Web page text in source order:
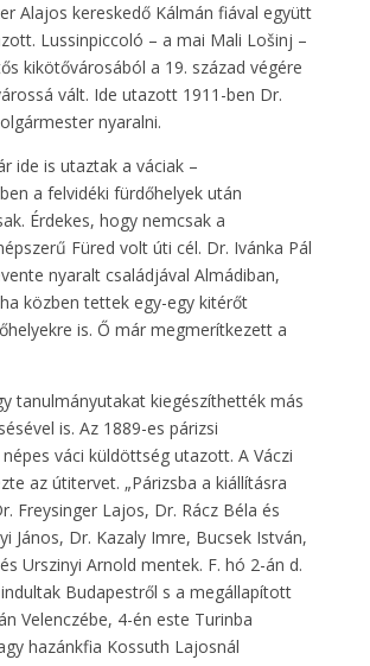
Alajos kereskedő Kálmán fiával együtt
Lussinpiccoló – a mai Mali Lošinj –
kikötővárosából a 19. század végére
vált. Ide utazott 1911-ben Dr.
nyaralni.
ide is utaztak a váciak –
a felvidéki fürdőhelyek után
Érdekes, hogy nemcsak a
Füred volt úti cél. Dr. Ivánka Pál
nyaralt családjával Almádiban,
közben tettek egy-egy kitérőt
is. Ő már megmerítkezett a
tanulmányutakat kiegészíthették más
is. Az 1889-es párizsi
váci küldöttség utazott. A Váczi
az útitervet. „Párizsba a kiállításra
Freysinger Lajos, Dr. Rácz Béla és
János, Dr. Kazaly Imre, Bucsek István,
Urszinyi Arnold mentek. F. hó 2-án d.
Budapestről s a megállapított
Velenczébe, 4-én este Turinba
hazánkfia Kossuth Lajosnál